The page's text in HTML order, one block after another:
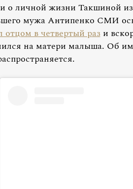
о личной жизни Такшиной
мужа Антипенко СМИ
отцом в четвертый рази
на матери малыша. Об